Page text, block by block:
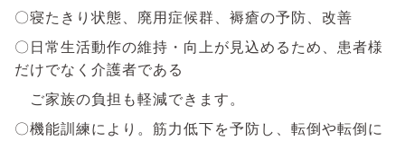
〇寝たきり状態、廃用症候群、褥瘡の予防、改善
〇日常生活動作の維持・向上が見込めるため、 患者様
だけでなく介護者である
ご家族の負担も軽減できます。
〇機能訓練により。筋力低下を予防し、転倒や転倒に